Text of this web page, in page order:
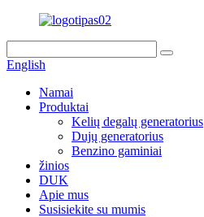
English
Namai
Produktai
Kelių degalų generatorius
Dujų generatorius
Benzino gaminiai
žinios
DUK
Apie mus
Susisiekite su mumis